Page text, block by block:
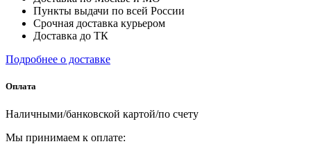
Пункты выдачи по всей России
Срочная доставка курьером
Доставка до ТК
Подробнее о доставке
Оплата
Наличными/банковской картой/по счету
Мы принимаем к оплате: